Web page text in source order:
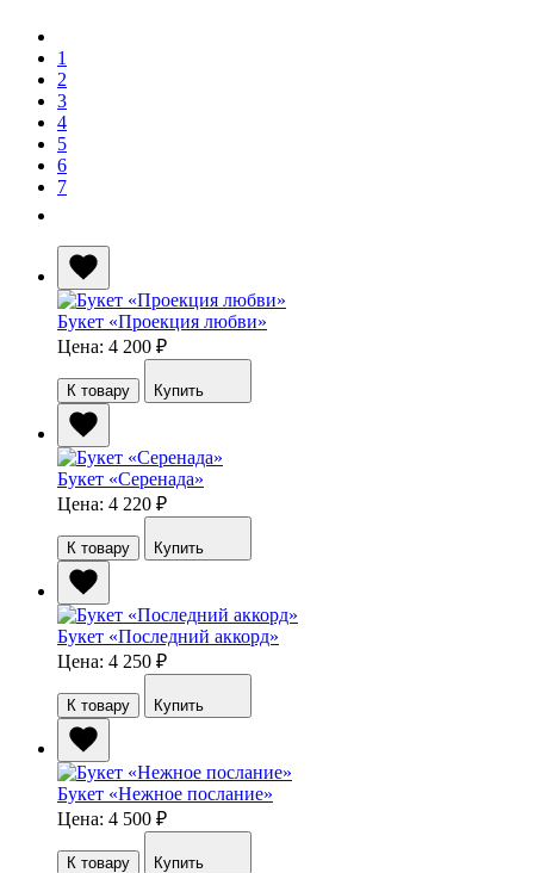
1
2
3
4
5
6
7
Букет «Проекция любви»
Цена: 4 200 ₽
К товару Купить
Букет «Серенада»
Цена: 4 220 ₽
К товару Купить
Букет «Последний аккорд»
Цена: 4 250 ₽
К товару Купить
Букет «Нежное послание»
Цена: 4 500 ₽
К товару Купить